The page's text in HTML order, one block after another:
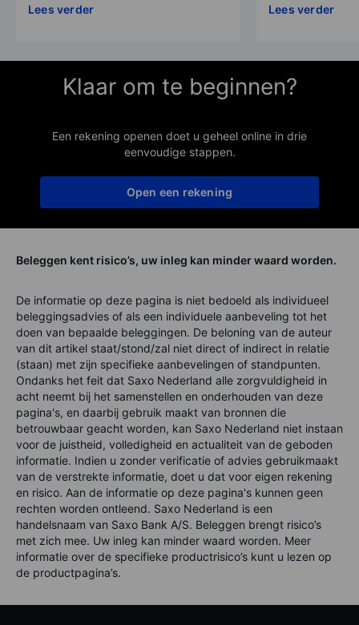
Lees verder Lees verder
Klaar om te beginnen?
Een rekening openen doet u geheel online in drie
eenvoudige stappen.
Open een rekening
Beleggen kent risico’s, uw inleg kan minder waard worden.
De informatie op deze pagina is niet bedoeld als individueel
beleggingsadvies of als een individuele aanbeveling tot het
doen van bepaalde beleggingen. De beloning van de auteur
van dit artikel staat/stond/zal niet direct of indirect in relatie
(staan) met zijn specifieke aanbevelingen of standpunten.
Ondanks het feit dat Saxo Nederland alle zorgvuldigheid in
acht neemt bij het samenstellen en onderhouden van deze
pagina's, en daarbij gebruik maakt van bronnen die
betrouwbaar geacht worden, kan Saxo Nederland niet instaan
voor de juistheid, volledigheid en actualiteit van de geboden
informatie. Indien u zonder verificatie of advies gebruikmaakt
van de verstrekte informatie, doet u dat voor eigen rekening
en risico. Aan de informatie op deze pagina's kunnen geen
rechten worden ontleend. Saxo Nederland is een
handelsnaam van Saxo Bank A/S. Beleggen brengt risico’s
met zich mee. Uw inleg kan minder waard worden. Meer
informatie over de specifieke productrisico’s kunt u lezen op
de productpagina’s.